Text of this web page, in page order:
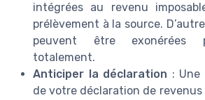
intégrées au revenu
prélèvement à la source.
peuvent être exonérées
totalement.
Anticiper la déclaration : Une
de votre déclaration de revenus